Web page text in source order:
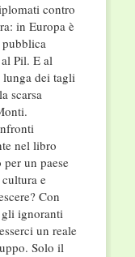
contro
in Europa è
pubblica
Pil. E al
lunga dei tagli
scarsa
nel libro
un paese
e
Con
ignoranti
un reale
Solo il